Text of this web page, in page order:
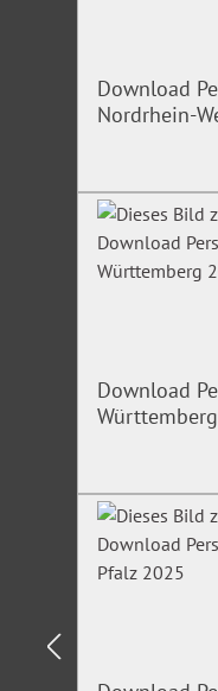
Download
Nordrhein-
Download